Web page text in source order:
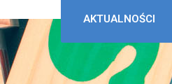
AKTUALNOŚCI